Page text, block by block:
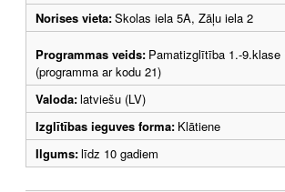
Norises vieta:Skolas iela 5A, Zāļu iela 2
Programmas veids: Pamatizglītība 1.-9.klase
(programma ar kodu 21)
Valoda:latviešu (LV)
Izglītības ieguves forma: Klātiene
Ilgums:līdz 10 gadiem